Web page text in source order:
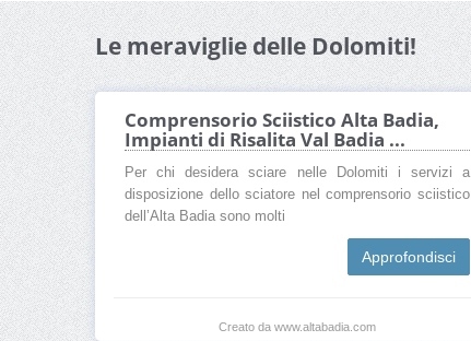
Le meraviglie delle Dolomiti!
Comprensorio Sciistico Alta Badia,
Impianti di Risalita Val Badia ...
Per chi desidera sciare nelle Dolomiti i servizi a
disposizione dello sciatore nel comprensorio sciistico
dell’Alta Badia sono molti
Approfondisci
Creato da www.altabadia.com